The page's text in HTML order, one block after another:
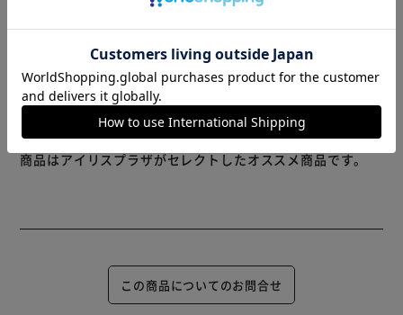
■リニューアルによりパッケージが異なる場合がございま
す。
■リニューアルによりパッケージが異なる場合がございま
す。
※当商品はお取り寄せ品の為、在庫の確認及び商品のお届け
までお時間を頂く場合がございます。
また、商品がメーカーにて完売となっていた場合、キャンセ
ル又は注文内容の変更をお願いいたしております。
予めご了承くださいますようお願いいたします。■こちらの
商品はアイリスプラザがセレクトしたオススメ商品です。
この商品についてのお問合せ